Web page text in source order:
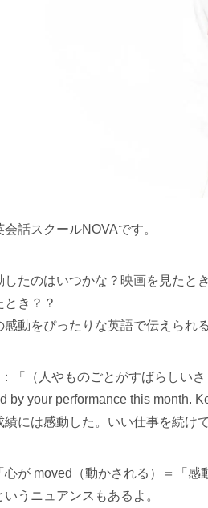
話スクールNOVAです。
したのはいつかな？映画を見たと
とき？？
動をぴったりな英語で伝えられ
「（人やものごとがすばらしいさ
by your performance this month.
績には感動した。いい仕事を続け
が moved（動かされる）＝「感
いうニュアンスもあるよ。